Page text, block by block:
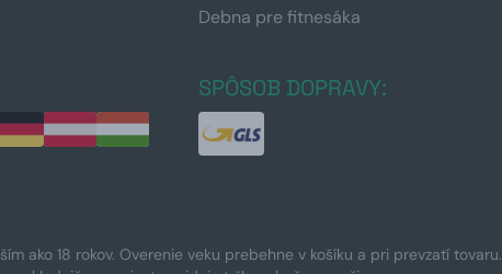
Debna pre fitnesáka
SPÔSOB DOPRAVY:
ako 18 rokov. Overenie veku prebehne v košíku a pri prevzatí tovaru.